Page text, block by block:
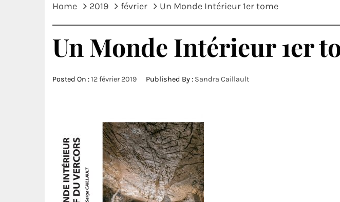
Home 2019 février Un Monde Intérieur 1er tome
Un Monde Intérieur 1er
Posted On :12 février 2019 Published By : Sandra Caillault